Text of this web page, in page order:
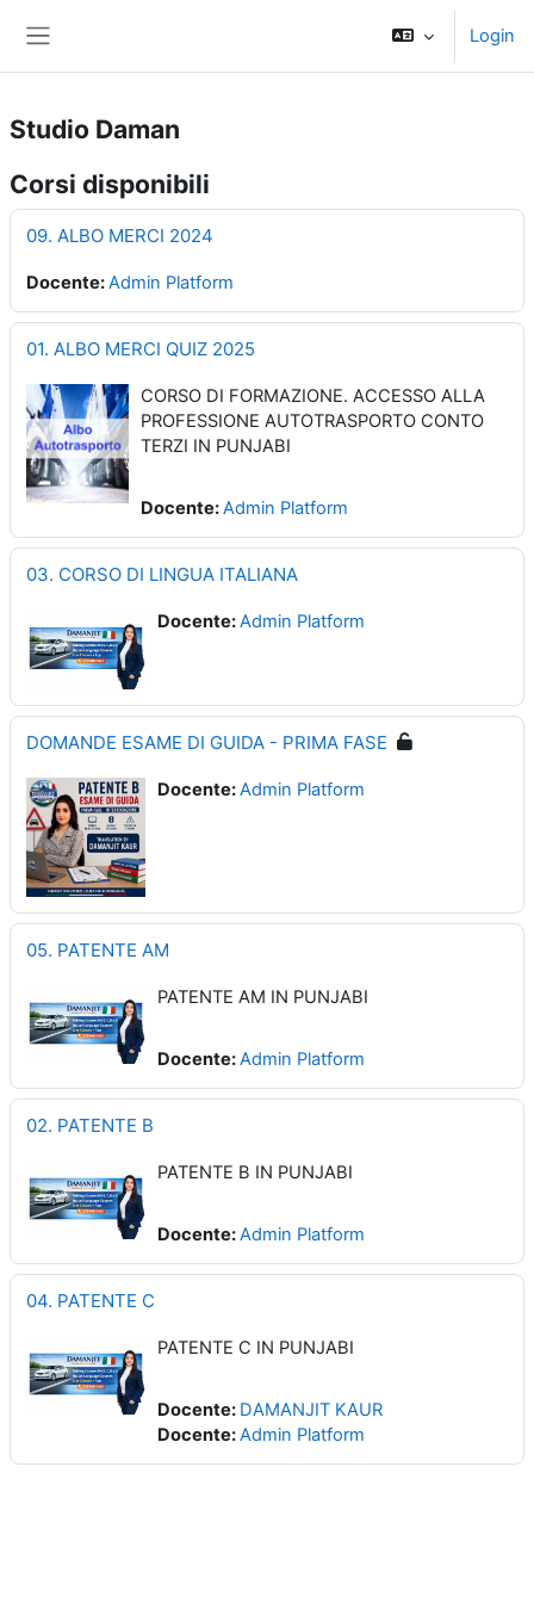
Login
Studio Daman
Corsi disponibili
09. ALBO MERCI 2024
Docente:Admin Platform
01. ALBO MERCI QUIZ 2025
CORSO DI FORMAZIONE. ACCESSO ALLA
PROFESSIONE AUTOTRASPORTO CONTO
TERZI IN PUNJABI
Docente:Admin Platform
03. CORSO DI LINGUA ITALIANA
Docente:Admin Platform
DOMANDE ESAME DI GUIDA - PRIMA FASE
Docente:Admin Platform
05. PATENTE AM
PATENTE AM IN PUNJABI
Docente:Admin Platform
02. PATENTE B
PATENTE B IN PUNJABI
Docente:Admin Platform
04. PATENTE C
PATENTE C IN PUNJABI
Docente: DAMANJIT KAUR
Docente:Admin Platform